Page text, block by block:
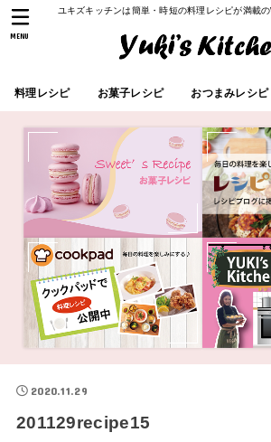
ユキズキッチンは簡単・時短の料理レシピが満載
料理レシピ お菓子レシピ おつまみレシピ
MENU
2020.11.29
201129recipe15